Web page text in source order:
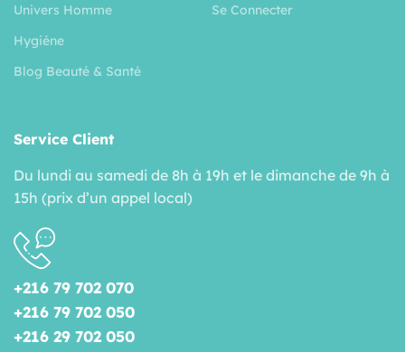
Univers Homme
Hygiéne
Blog Beauté & Santé
Se Connecter
Service Client
Du lundi au samedi de 8h à 19h et le dimanche de 9h à
15h (prix d’un appel local)
+216 79 702 070
+216 79 702 050
+216 29 702 050